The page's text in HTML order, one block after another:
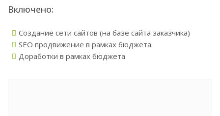
Включено:
Создание сети сайтов (на базе сайта заказчика)
SEO продвижение в рамках бюджета
Доработки в рамках бюджета